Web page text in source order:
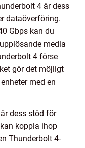
4 är dess
dataöverföring.
Gbps kan du
media
4 förse
gör det möjligt
med en
dess stöd för
koppla ihop
Thunderbolt 4-